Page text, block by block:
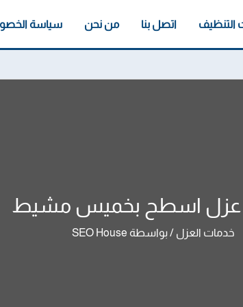
التنظيف اتصل بنا من نحن سياسة
اسطح بخميس مشيط
خدمات العزل / بواسطة SEO House